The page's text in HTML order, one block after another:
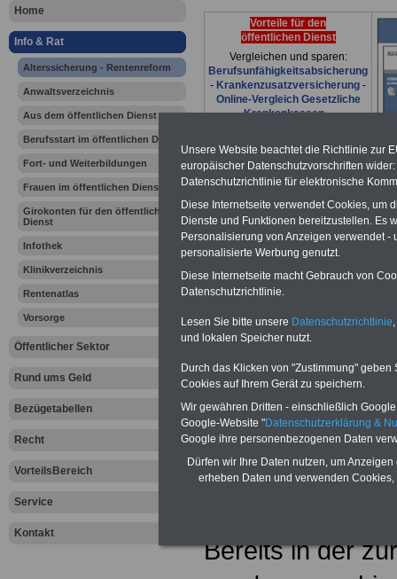
Home
Info & Rat
Alterssicherung - Rentenreform
Anwaltsverzeichnis
Aus dem öffentlichen Dienst
Berufsstart im öffentlichen Dienst
Fort- und Weiterbildungen
Frauen im öffentlichen Dienst
Girokonten für den öffentlichen
Dienst
Infothek
Klinikverzeichnis
Rentenatlas
Vorsorge
Öffentlicher Sektor
Rund ums Geld
Bezügetabellen
Recht
VorteilsBereich
Service
Kontakt
Vorteile für den
öffentlichen Dienst
Vergleichen und sparen:
Berufsunfähigkeitsabsicherung
- Krankenzusatzversicherung -
Online-Vergleich Gesetzliche
Krankenkassen-
Ihr
den Fall der
Leben
Bereits in der
Unsere Website beachtet die Richtlinie zur
europäischer Datenschutzvorschriften
Datenschutzrichtlinie für elektronische
Diese Internetseite verwendet Cookies, um
Dienste und Funktionen bereitzustellen. Es
Personalisierung von Anzeigen verwendet
personalisierte Werbung genutzt.
Diese Internetseite macht Gebrauch von
Datenschutzrichtlinie.
Lesen Sie bitte unsere Datenschutzrichtlinie
und lokalen Speicher nutzt.
Durch das Klicken von "Zustimmung"
Cookies auf Ihrem Gerät zu speichern.
Wir gewähren Dritten - einschließlich
Google-Website "Datenschutzerklärung &
Google ihre personenbezogenen Daten
Dürfen wir Ihre Daten nutzen, um
erheben Daten und verwenden